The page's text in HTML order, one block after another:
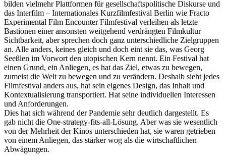
bilden vielmehr Plattformen für gesellschaftspolitische Diskurse und
das Interfilm – Internationales Kurzfilmfestival Berlin wie Fracto
Experimental Film Encounter Filmfestival verleihen als letzte
Bastionen einer ansonsten weitgehend verdrängten Filmkultur
Sichtbarkeit, aber sprechen doch ganz unterschiedliche Zielgruppen
an. Alle anders, keines gleich und doch eint sie das, was Georg
Seeßlen im Vorwort den utopischen Kern nennt. Ein Festival hat
einen Grund, ein Anliegen, es hat das Ziel, etwas zu bewegen,
zumeist die Welt zu bewegen und zu verändern. Deshalb sieht jedes
Filmfestival anders aus, hat sein eigenes Design, das Inhalt und
Kontextualisierung transportiert. Hat seine individuellen Interessen
und Anforderungen.
Dies hat sich während der Pandemie sehr deutlich dargestellt. Es
gab nicht die One-strategy-fits-all-Lösung. Aber was sie wesentlich
von der Mehrheit der Kinos unterschieden hat, sie waren getrieben
von einem Anliegen, das stärker wog als die wirtschaftlichen
Abwägungen.